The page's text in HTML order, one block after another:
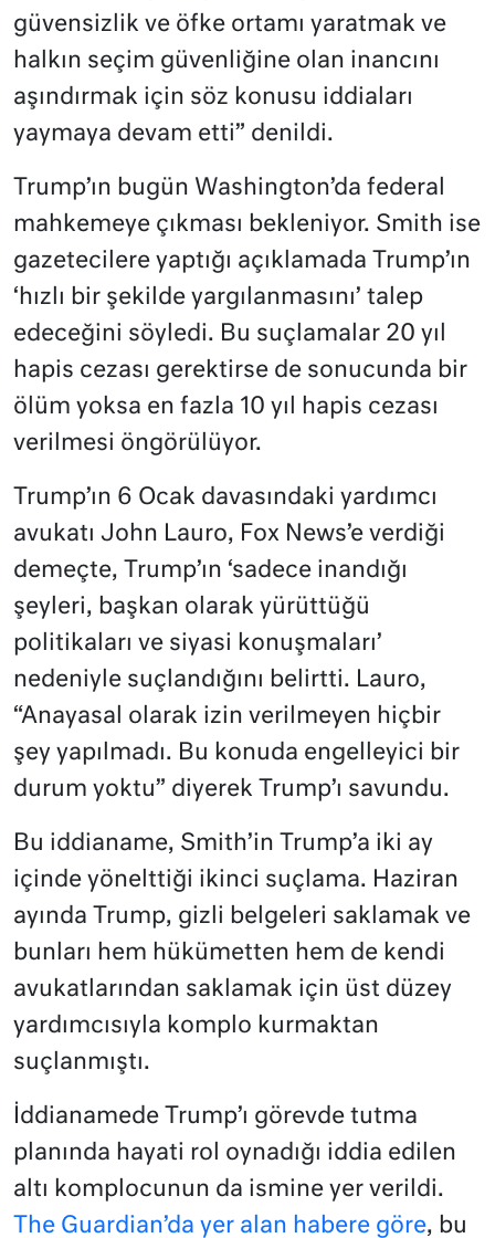
güvensizlik ve öfke ortamı yaratmak ve
halkın seçim güvenliğine olan inancını
aşındırmak için söz konusu iddiaları
yaymaya devam etti” denildi.
Trump’ın bugün Washington’da federal
mahkemeye çıkması bekleniyor. Smith ise
gazetecilere yaptığı açıklamada Trump’ın
‘hızlı bir şekilde yargılanmasını’ talep
edeceğini söyledi. Bu suçlamalar 20 yıl
hapis cezası gerektirse de sonucunda bir
ölüm yoksa en fazla 10 yıl hapis cezası
verilmesi öngörülüyor.
Trump’ın 6 Ocak davasındaki yardımcı
avukatı John Lauro, Fox News’e verdiği
demeçte, Trump’ın ‘sadece inandığı
şeyleri, başkan olarak yürüttüğü
politikaları ve siyasi konuşmaları’
nedeniyle suçlandığını belirtti. Lauro,
“Anayasal olarak izin verilmeyen hiçbir
şey yapılmadı. Bu konuda engelleyici bir
durum yoktu” diyerek Trump’ı savundu.
Bu iddianame, Smith’in Trump’a iki ay
içinde yönelttiği ikinci suçlama. Haziran
ayında Trump, gizli belgeleri saklamak ve
bunları hem hükümetten hem de kendi
avukatlarından saklamak için üst düzey
yardımcısıyla komplo kurmaktan
suçlanmıştı.
İddianamede Trump’ı görevde tutma
planında hayati rol oynadığı iddia edilen
altı komplocunun da ismine yer verildi.
The Guardian’da yer alan habere göre, bu